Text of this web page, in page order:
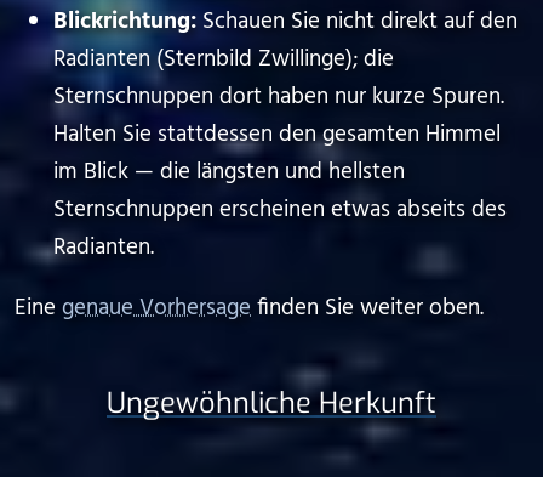
Blickrichtung: Schauen Sie nicht direkt auf den
Radianten (Sternbild Zwillinge); die
Sternschnuppen dort haben nur kurze Spuren.
Halten Sie stattdessen den gesamten Himmel
im Blick — die längsten und hellsten
Sternschnuppen erscheinen etwas abseits des
Radianten.
Eine genaue Vorhersagefinden Sie weiter oben.
Ungewöhnliche Herkunft